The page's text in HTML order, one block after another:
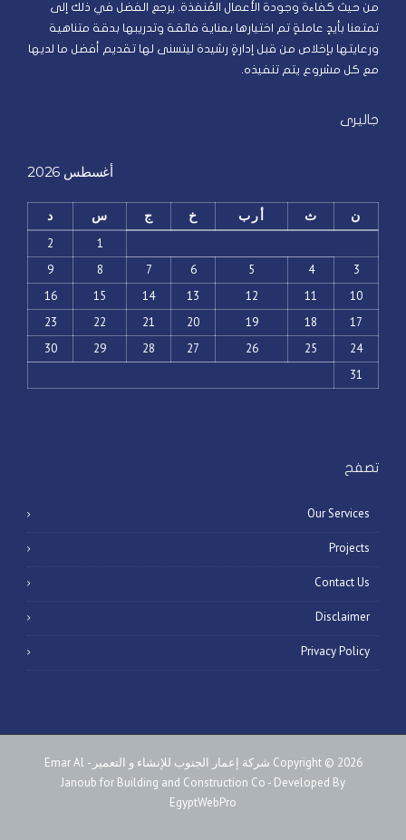
من حيث كفاءة وجودة الأعمال المُنفذة. يرجع الفضل في ذلك إلى
تمتعنا بأيدٍ عاملةٍ تم اختيارها بعناية فائقة وتدريبها بدقة متناهية
ورعايتها بإخلاص من قبل إدارةٍ رشيدة ليتسنى لها تقديم أفضل ما لديها
مع كل مشروع يتم تنفيذه.
جاليرى
أغسطس 2026
ن ث أرب خ ج س د
1
2
3
4
5
6
7
8
9
10
11
12
13
14
15
16
17
18
19
20
21
22
23
24
25
26
27
28
29
30
31
تصفح
Our Services
Projects
Contact Us
Disclaimer
Privacy Policy
Copyright © 2026 شركة إعمار الجنوب للإنشاء و التعمير - Emar Al
Janoub for Building and Construction Co - Developed By
EgyptWebPro